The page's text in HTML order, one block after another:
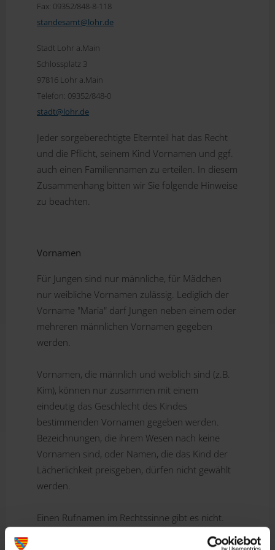
Fax: 09352/848-8-118
standesamt@lohr.de
Stadt Lohr a.Main
Schlossplatz 3
97816 Lohr a.Main
Telefon: 09352/848-0
stadt@lohr.de
Jeder sorgeberechtigte Elternteil hat das Recht
und die Pflicht, seinem Kind Vornamen und ggf.
auch einen Familiennamen zu erteilen. In diesem
Zusammenhang bitten wir Sie folgende Hinweise
zu beachten.
Vornamen
Für Jungen sind nur männliche, für Mädchen
nur weibliche Vornamen zulässig. Lediglich der
Vorname "Maria" darf Jungen neben einem oder
mehreren männlichen Vornamen gegeben
werden.
Vornamen, die männlich und weiblich sind (z.B.
Kim), können nur zusammen mit einem
eindeutig das Geschlecht des Kindes
bestimmenden Vornamen gegeben werden.
Bezeichnungen, die ihrem Wesen nach keine
Vornamen sind, oder Namen, die das Kind der
Lächerlichkeit preisgeben, dürfen nicht gewählt
werden.
Einen Rufnamen im Rechtssinne gibt es nicht.
Sämtliche Vornamen haben untereinander den